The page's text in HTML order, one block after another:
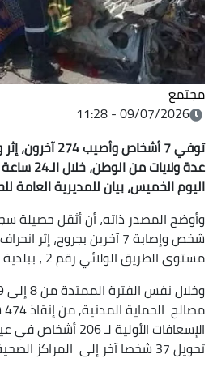
مجتمع
09/07/2026 - 11:28
توفي 7 أشخاص وأصيب
عدة ولايات من
اليوم الخميس، بيان للمديرية العامة
وأوضح المصدر ذاته، أن أثقل حصيلة
شخص وإصابة 7 آخرين بجروح، إثر
مستوى الطريق الولائي رقم 2 ، ببلدية ودائرة إيليزي.
الإسعافات الأولية لـ 206
تحويل 37 شخصا آخر إلى المراكز الصحية المحلية.